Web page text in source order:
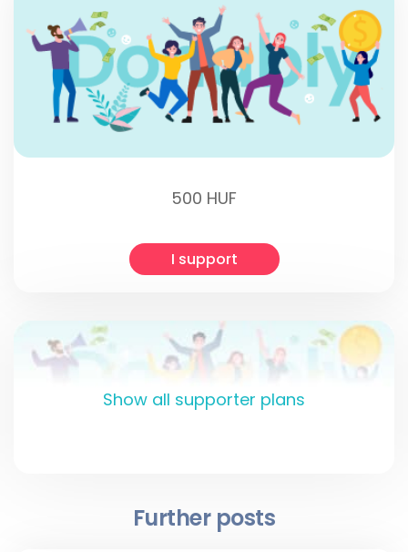
500 HUF
I support
Show all supporter plans
Further posts